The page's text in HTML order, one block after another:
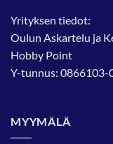
Yrityksen tiedot:
Oulun Askartelu ja
Hobby Point
Y-tunnus: 0866103-
MYYMÄLÄ